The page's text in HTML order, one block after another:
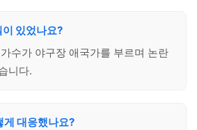
있었나요?
수가 야구장 애국가를 부르며 논란
니다.
게 대응했나요?